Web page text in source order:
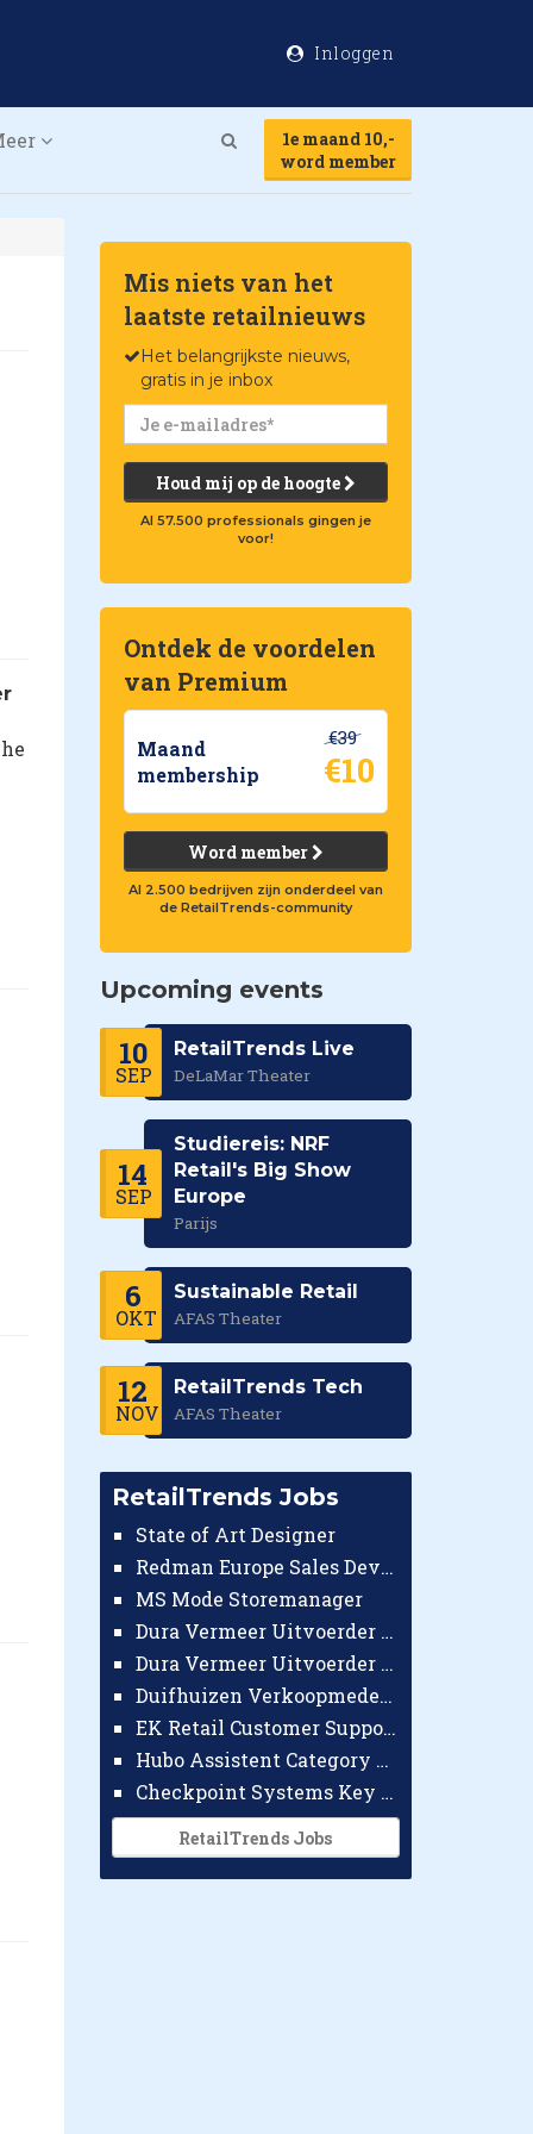
Inloggen
1e maand 10,-
word member
Mis niets van het
laatste retailnieuws
Het belangrijkste nieuws,
gratis in je inbox
Houd mij op de hoogte
Al 57.500 professionals gingen je
voor!
Ontdek de voordelen
van Premium
Maand
membership
€39
€10
Word member
Al 2.500 bedrijven zijn onderdeel van
de RetailTrends-community
Upcoming events
10
SEP
RetailTrends Live
DeLaMar Theater
14
SEP
Studiereis: NRF
Retail's Big Show
Europe
Parijs
6
OKT
Sustainable Retail
AFAS Theater
12
NOV
RetailTrends Tech
AFAS Theater
RetailTrends Jobs
State of Art Designer
Redman Europe Sales Developer (Europe)
MS Mode Storemanager
Dura Vermeer Uitvoerder GWW Amsterdam
Dura Vermeer Uitvoerder Civiel Nijmegen
Duifhuizen Verkoopmedewerker Ridderkerk
EK Retail Customer Support Omnichannel
Hubo Assistent Category Manager
Checkpoint Systems Key Accountmanager Benelux
RetailTrends Jobs